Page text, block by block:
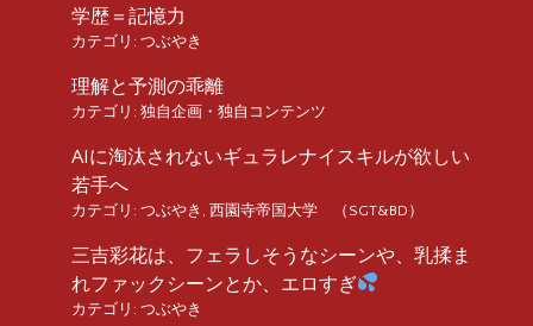
学歴＝記憶力
カテゴリ: つぶやき
理解と予測の乖離
カテゴリ: 独自企画・独自コンテンツ
AIに淘汰されないギュラレナイスキルが欲しい
若手へ
カテゴリ: つぶやき 西園寺帝国大学 （SGT&BD）
三吉彩花は、フェラしそうなシーンや、乳揉ま
れファックシーンとか、エロすぎ
カテゴリ: つぶやき